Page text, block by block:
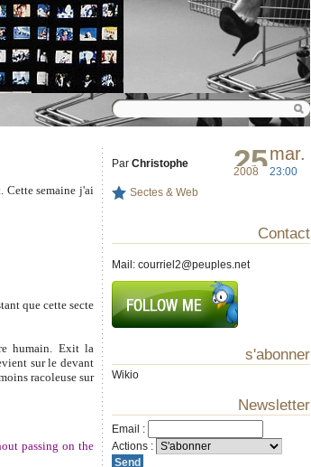
25mar.
2008 23:00
Par Christophe
Sectes & Web
Cette semaine j'ai
que cette secte
humain. Exit la
sur le devant
racoleuse sur
passing on the
Contact
Mail: courriel2@peuples.net
s'abonner
Wikio
Newsletter
Email :
Actions :